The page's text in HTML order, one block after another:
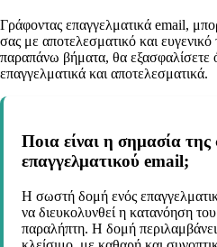
Γράφοντας επαγγελματικά email,
σας με αποτελεσματικό και
παραπάνω βήματα, θα εξασφαλίσετε
επαγγελματικά και αποτελεσματικά.
Ποια είναι η σημασία
επαγγελματικού email;
Η σωστή δομή ενός
να διευκολυνθεί η κατανόηση
παραλήπτη. Η δομή